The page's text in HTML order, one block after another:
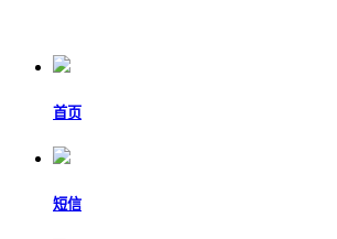
首页
短信